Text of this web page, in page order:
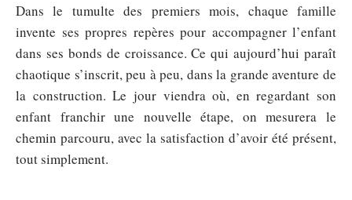
Dans le tumulte des premiers mois, chaque famille
invente ses propres repères pour accompagner l’enfant
dans ses bonds de croissance. Ce qui aujourd’hui paraît
chaotique s’inscrit, peu à peu, dans la grande aventure de
la construction. Le jour viendra où, en regardant son
enfant franchir une nouvelle étape, on mesurera le
chemin parcouru, avec la satisfaction d’avoir été présent,
tout simplement.